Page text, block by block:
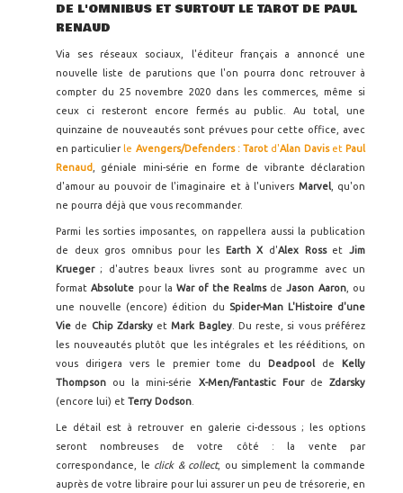
DE L'OMNIBUS ET SURTOUT LE TAROT DE PAUL
RENAUD
Via ses réseaux sociaux, l'éditeur français a annoncé une
nouvelle liste de parutions que l'on pourra donc retrouver à
compter du 25 novembre 2020 dans les commerces, même si
ceux ci resteront encore fermés au public. Au total, une
quinzaine de nouveautés sont prévues pour cette office, avec
en particulierle Avengers/Defenders : Tarot d'Alan Davis et Paul
Renaud
, géniale mini-série en forme de vibrante déclaration
d'amour au pouvoir de l'imaginaire et à l'univers Marvel, qu'on
ne pourra déjà que vous recommander.
Parmi les sorties imposantes, on rappellera aussi la publication
de deux gros omnibus pour les
Earth X d'Alex Ross etJim
Krueger; d'autres beaux livres sont au programme avec un
formatAbsolute pour laWar of the Realms deJason Aaron, ou
une nouvelle (encore) édition du Spider-Man L'Histoire d'une
Vie de Chip Zdarsky etMark Bagley. Du reste, si vous préférez
les nouveautés plutôt que les intégrales et les rééditions, on
vous dirigera vers le premier tome du
Deadpool de
Kelly
Thompson ou la mini-série X-Men/Fantastic Four deZdarsky
(encore lui) et Terry Dodson
Le détail est à retrouver en galerie ci-dessous ; les options
seront nombreuses de votre côté : la vente par
correspondance, le click & collect, ou simplement la commande
auprès de votre libraire pour lui assurer un peu de trésorerie, en